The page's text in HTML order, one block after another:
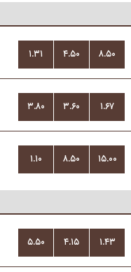
۱.۳۱ ۴.۵۰ ۸.۵۰
۳.۸۰ ۳.۶۰ ۱.۶۷
۱.۱۰ ۸.۵۰ ۱۵.۰۰
۵.۵۰ ۴.۱۵ ۱.۴۳